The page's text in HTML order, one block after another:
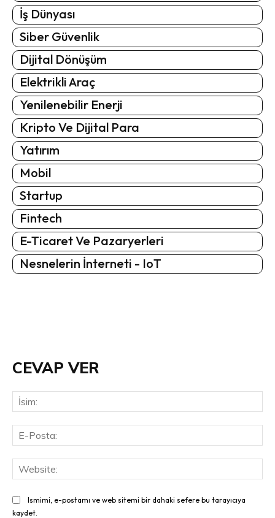
İş Dünyası
Siber Güvenlik
Dijital Dönüşüm
Elektrikli Araç
Yenilenebilir Enerji
Kripto Ve Dijital Para
Yatırım
Mobil
Startup
Fintech
E-Ticaret Ve Pazaryerleri
Nesnelerin İnterneti - IoT
CEVAP VER
Ismimi, e-postamı ve web sitemi bir dahaki sefere bu tarayıcıya
kaydet.